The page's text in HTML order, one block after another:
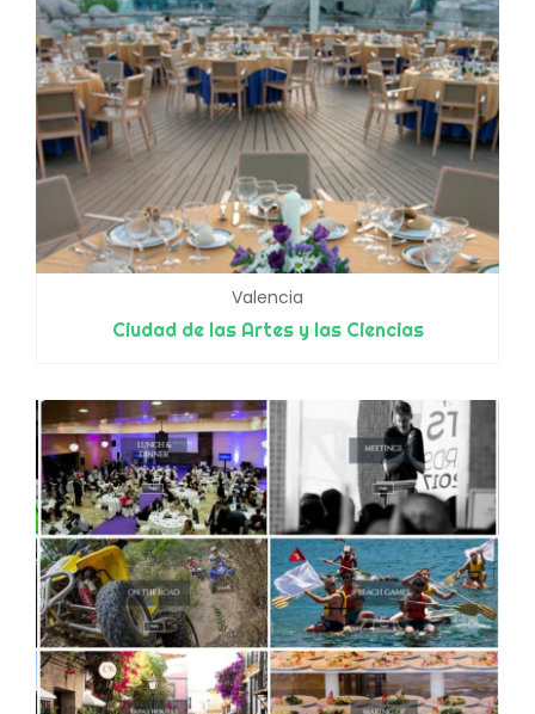
Valencia
Ciudad de las Artes y las Ciencias